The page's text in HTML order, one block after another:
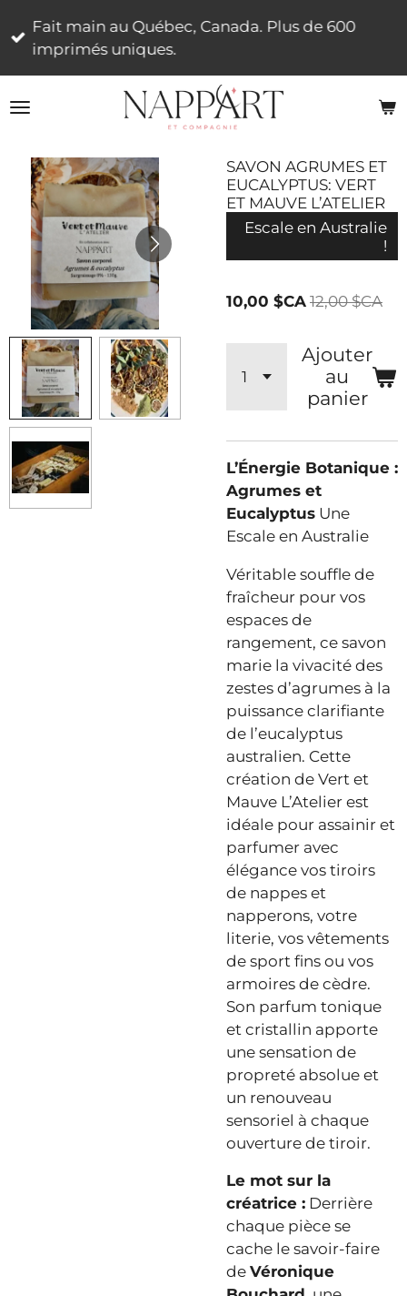
Passer
au
Fait main au Québec, Canada. Plus de 600
imprimés uniques.
SAVON AGRUMES ET
EUCALYPTUS: VERT
ET MAUVE L’ATELIER
Escale en Australie
!
10,00 $CA 12,00 $CA
Ajouter
au
panier
L’Énergie Botanique :
Agrumes et
Eucalyptus Une
Escale en Australie
Véritable souffle de
fraîcheur pour vos
espaces de
rangement, ce savon
marie la vivacité des
zestes d’agrumes à la
puissance clarifiante
de l’eucalyptus
australien. Cette
création de Vert et
Mauve L’Atelier est
idéale pour assainir et
parfumer avec
élégance vos tiroirs
de nappes et
napperons, votre
literie, vos vêtements
de sport fins ou vos
armoires de cèdre.
Son parfum tonique
et cristallin apporte
une sensation de
propreté absolue et
un renouveau
sensoriel à chaque
ouverture de tiroir.
Le mot sur la
créatrice : Derrière
chaque pièce se
cache le savoir-faire
de Véronique